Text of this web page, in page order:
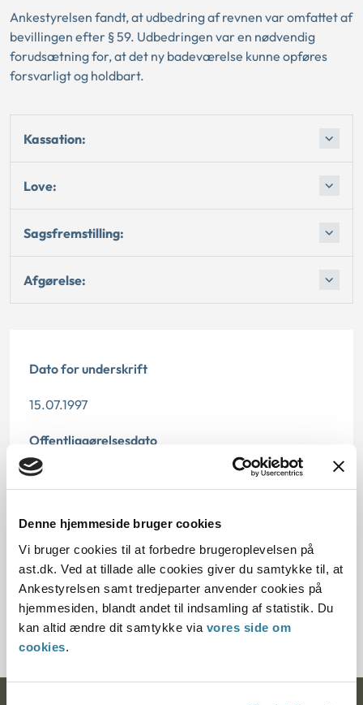
Denne hjemmeside bruger cookies
Vi bruger cookies til at forbedre brugeroplevelsen på
ast.dk. Ved at tillade alle cookies giver du samtykke til, at
Ankestyrelsen samt tredjeparter anvender cookies på
hjemmesiden, blandt andet til indsamling af statistik. Du
kan altid ændre dit samtykke via vores side om
cookies.
Ankestyrelsen fandt, at udbedring af revnen var omfattet af
bevillingen efter § 59. Udbedringen var en nødvendig
forudsætning for, at det ny badeværelse kunne opføres
forsvarligt og holdbart.
Kassation:
Love:
Sagsfremstilling:
Afgørelse:
Dato for underskrift
15.07.1997
Offentliggørelsesdato
12.07.2013
§ 59 § 116
Journalnummer
200007-96